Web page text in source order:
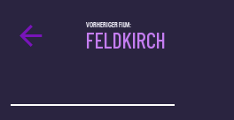
VORHERIGER FILM:
FELDKIRCH